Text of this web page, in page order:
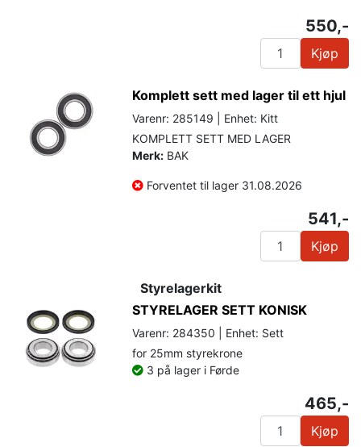
550,-
Kjøp
Komplett sett med lager til ett hjul
Varenr: 285149 | Enhet: Kitt
KOMPLETT SETT MED LAGER
Merk: BAK
Forventet til lager 31.08.2026
541,-
Kjøp
Styrelagerkit
STYRELAGER SETT KONISK
Varenr: 284350 | Enhet: Sett
for 25mm styrekrone
3 på lager i Førde
465,-
Kjøp